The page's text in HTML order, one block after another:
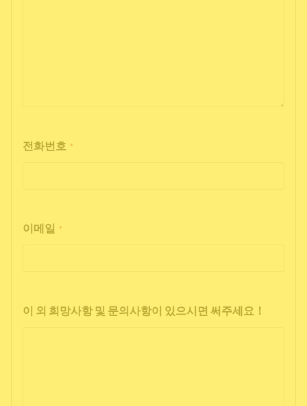
전화번호 *
이메일 *
이 외 희망사항 및 문의사항이 있으시면 써주세요！